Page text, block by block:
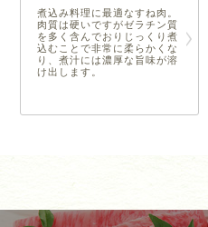
煮込み料理に最適なすね肉。
肉質は硬いですがゼラチン質
を多く含んでおりじっくり煮
込むことで非常に柔らかくな
り、煮汁には濃厚な旨味が溶
け出します。